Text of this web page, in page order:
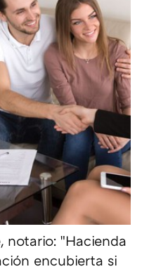
notario: "Hacienda
encubierta si